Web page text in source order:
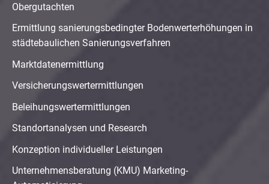
Obergutachten
Ermittlung sanierungsbedingter Bodenwerterhöhungen in
städtebaulichen Sanierungsverfahren
Marktdatenermittlung
Versicherungswertermittlungen
Beleihungswertermittlungen
Standortanalysen und Research
Konzeption individueller Leistungen
Unternehmensberatung (KMU) Marketing-